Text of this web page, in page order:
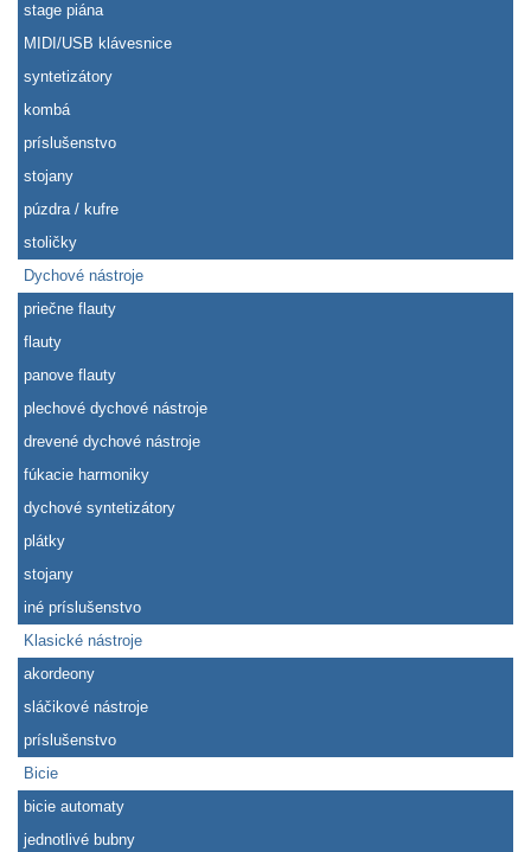
stage piána
MIDI/USB klávesnice
syntetizátory
kombá
príslušenstvo
stojany
púzdra / kufre
stoličky
Dychové nástroje
priečne flauty
flauty
panove flauty
plechové dychové nástroje
drevené dychové nástroje
fúkacie harmoniky
dychové syntetizátory
plátky
stojany
iné príslušenstvo
Klasické nástroje
akordeony
sláčikové nástroje
príslušenstvo
Bicie
bicie automaty
jednotlivé bubny